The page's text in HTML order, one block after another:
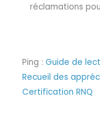
réclamations
Ping : Guide de
Recueil des
Certification RNQ